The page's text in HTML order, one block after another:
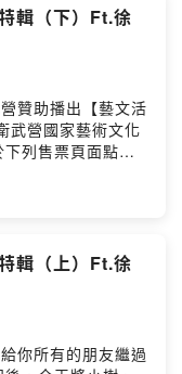
感官一條
些消失的記憶，
上下冊套書）
＿＿
感官一條
輯（下）Ft.徐
贊助播出【藝文活
武營國家藝術文化
列售票頁面點選
劇產業的影響，
以參考的。而我
可是當我們撰寫
、音樂作品中，
？這集砲火比上集
戲劇、電影中，
輯（上）Ft.徐
你所有的朋友繼過